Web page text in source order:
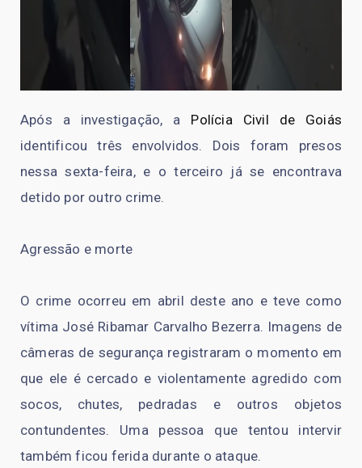
Após a investigação, a Polícia Civil de Goiás
identificou três envolvidos. Dois foram presos
nessa sexta-feira, e o terceiro já se encontrava
detido por outro crime.
Agressão e morte
O crime ocorreu em abril deste ano e teve como
vítima José Ribamar Carvalho Bezerra. Imagens de
câmeras de segurança registraram o momento em
que ele é cercado e violentamente agredido com
socos, chutes, pedradas e outros objetos
contundentes. Uma pessoa que tentou intervir
também ficou ferida durante o ataque.